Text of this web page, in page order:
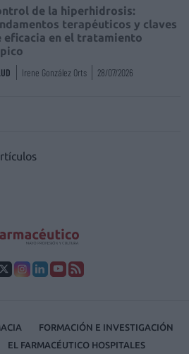
de la hiperhidrosis:
terapéuticos y claves
eficacia en el tratamiento
Irene González Orts 28/07/2026
FORMACIÓN E INVESTIGACIÓN
EL FARMACÉUTICO HOSPITALES